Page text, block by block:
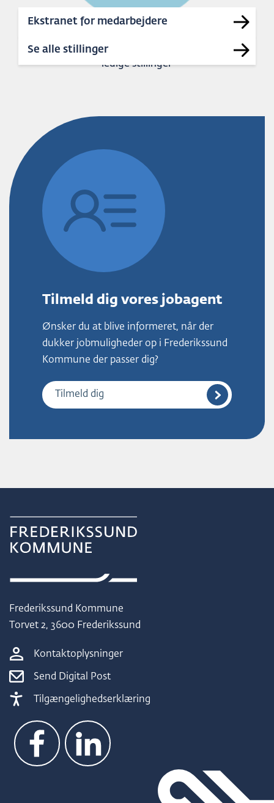
Ekstranet for medarbejdere
41
ledige stillinger
Se alle stillinger
Tilmeld dig vores jobagent
Ønsker du at blive informeret, når der
dukker jobmuligheder op i Frederikssund
Kommune der passer dig?
Tilmeld dig
Frederikssund Kommune
Torvet 2, 3600 Frederikssund
Kontaktoplysninger
Send Digital Post
Tilgængelighedserklæring